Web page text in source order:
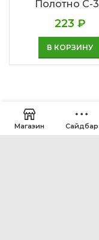
Полотно С-
223 ₽
В КОРЗИНУ
Магазин Сайдбар